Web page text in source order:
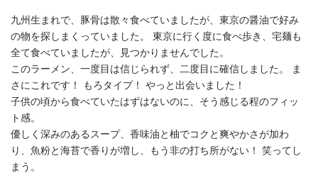
九州生まれで、豚骨は散々食べていましたが、東京の醤油で好み
の物を探しまくっていました。 東京に行く度に食べ歩き、宅麺も
全て食べていましたが、見つかりませんでした。
このラーメン、一度目は信じられず、二度目に確信しました。 ま
さにこれです！ もろタイプ！ やっと出会いました！
子供の頃から食べていたはずはないのに、そう感じる程のフィッ
ト感。
優しく深みのあるスープ、香味油と柚でコクと爽やかさが加わ
り、魚粉と海苔で香りが増し、もう非の打ち所がない！ 笑ってし
まう。